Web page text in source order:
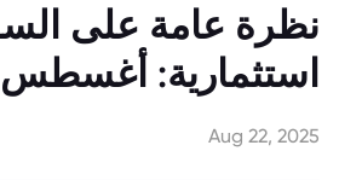
نظرة عامة على
استثمارية: أغسطس 2025
Aug 22, 2025